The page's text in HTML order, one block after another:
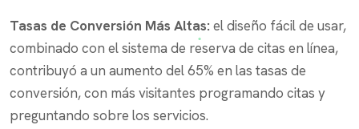
Tasas de Conversión Más Altas: el diseño fácil de usar,
combinado con el sistema de reserva de citas en línea,
contribuyó a un aumento del 65% en las tasas de
conversión, con más visitantes programando citas y
preguntando sobre los servicios.